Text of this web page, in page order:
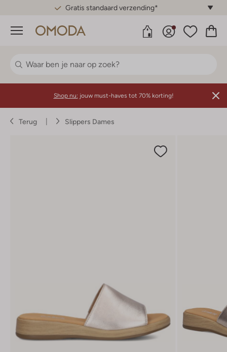
Gratis standaard verzending*
Menu
Shop nu: jouw must-haves tot 70% korting!
Terug Slippers Dames